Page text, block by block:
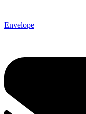
Envelope